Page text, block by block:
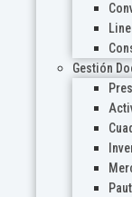
Gestión